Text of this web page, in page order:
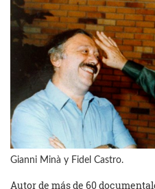
Gianni Minà y Fidel Castro.
Autor de más de 60